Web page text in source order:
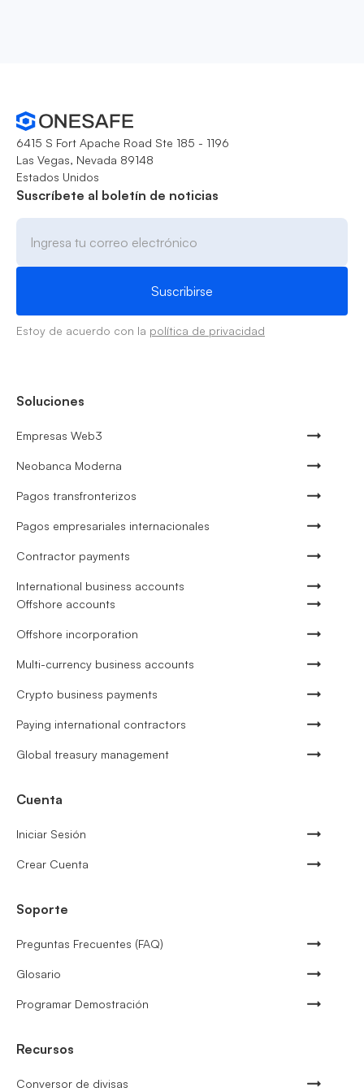
6415 S Fort Apache Road Ste 185 - 1196
Las Vegas, Nevada 89148
Estados Unidos
Suscríbete al boletín de noticias
Estoy de acuerdo con la política de privacidad
Soluciones
Empresas Web3
Neobanca Moderna
Pagos transfronterizos
Pagos empresariales internacionales
Contractor payments
International business accounts
Offshore accounts
Offshore incorporation
Multi-currency business accounts
Crypto business payments
Paying international contractors
Global treasury management
Cuenta
Iniciar Sesión
Crear Cuenta
Soporte
Preguntas Frecuentes (FAQ)
Glosario
Programar Demostración
Recursos
Conversor de divisas